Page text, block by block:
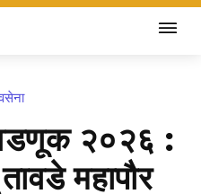
२०२६ :
महापौर